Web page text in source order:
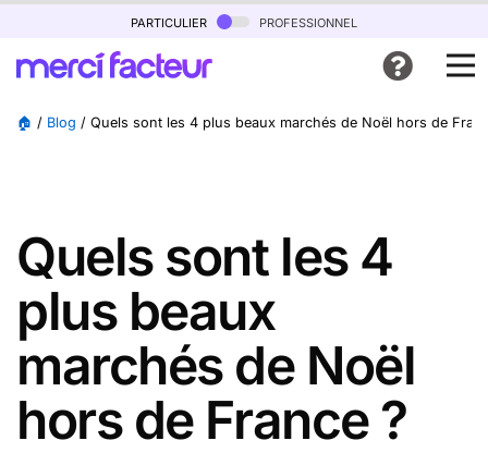
particulier professionnel
🏠 / Blog / Quels sont les 4 plus beaux marchés de Noël hors de
Quels sont les 4
plus beaux
marchés de Noël
hors de France ?